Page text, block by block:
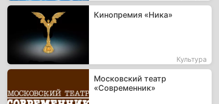
Кинопремия «Ника»
Культура
Московский театр
«Современник»